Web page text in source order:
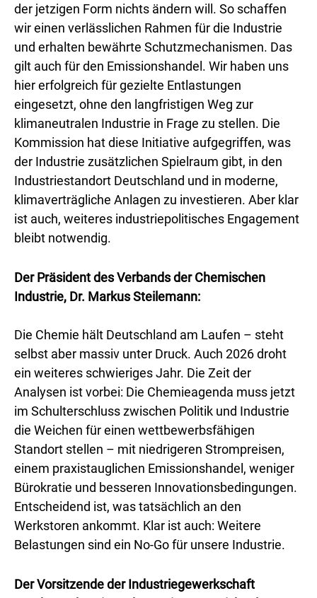
der jetzigen Form nichts ändern will. So schaffen
wir einen verlässlichen Rahmen für die Industrie
und erhalten bewährte Schutzmechanismen. Das
gilt auch für den Emissionshandel. Wir haben uns
hier erfolgreich für gezielte Entlastungen
eingesetzt, ohne den langfristigen Weg zur
klimaneutralen Industrie in Frage zu stellen. Die
Kommission hat diese Initiative aufgegriffen, was
der Industrie zusätzlichen Spielraum gibt, in den
Industriestandort Deutschland und in moderne,
klimaverträgliche Anlagen zu investieren. Aber klar
ist auch, weiteres industriepolitisches Engagement
bleibt notwendig.
Der Präsident des Verbands der Chemischen
Industrie, Dr. Markus Steilemann:
Die Chemie hält Deutschland am Laufen – steht
selbst aber massiv unter Druck. Auch 2026 droht
ein weiteres schwieriges Jahr. Die Zeit der
Analysen ist vorbei: Die Chemieagenda muss jetzt
im Schulterschluss zwischen Politik und Industrie
die Weichen für einen wettbewerbsfähigen
Standort stellen – mit niedrigeren Strompreisen,
einem praxistauglichen Emissionshandel, weniger
Bürokratie und besseren Innovationsbedingungen.
Entscheidend ist, was tatsächlich an den
Werkstoren ankommt. Klar ist auch: Weitere
Belastungen sind ein No-Go für unsere Industrie.
Der Vorsitzende der Industriegewerkschaft